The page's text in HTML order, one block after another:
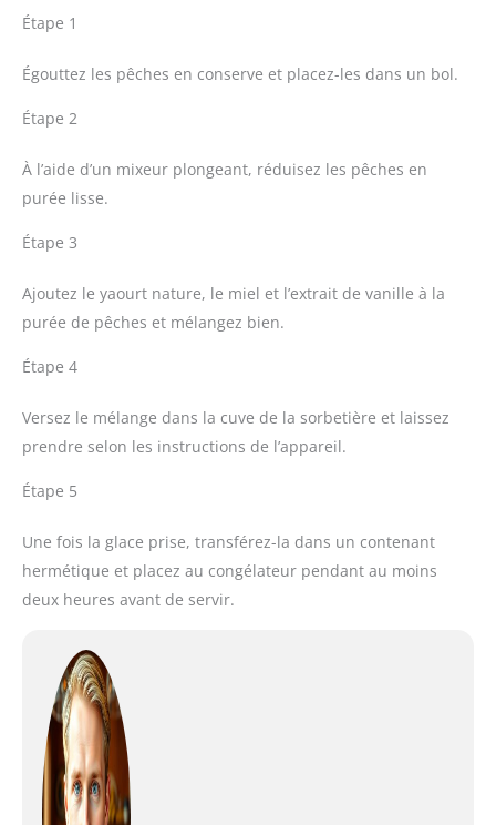
Étape 1
Égouttez les pêches en conserve et placez-les dans un bol.
Étape 2
À l’aide d’un mixeur plongeant, réduisez les pêches en
purée lisse.
Étape 3
Ajoutez le yaourt nature, le miel et l’extrait de vanille à la
purée de pêches et mélangez bien.
Étape 4
Versez le mélange dans la cuve de la sorbetière et laissez
prendre selon les instructions de l’appareil.
Étape 5
Une fois la glace prise, transférez-la dans un contenant
hermétique et placez au congélateur pendant au moins
deux heures avant de servir.